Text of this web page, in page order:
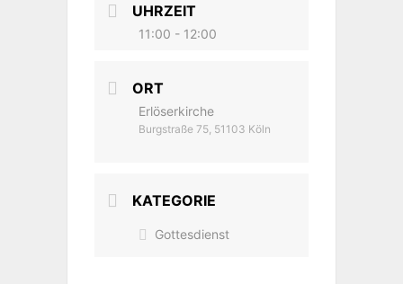
UHRZEIT
11:00 - 12:00
ORT
Erlöserkirche
Burgstraße 75, 51103 Köln
KATEGORIE
Gottesdienst